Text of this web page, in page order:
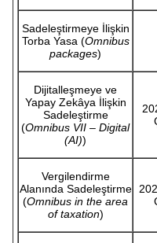
Sadeleştirmeye İlişkin
Torba Yasa (Omnibus
packages)
Dijitalleşmeye ve
Yapay Zekâya İlişkin
Sadeleştirme
(Omnibus VII – Digital
(AI))
Vergilendirme
Alanında Sadeleştirme
(Omnibus in the area
of taxation)